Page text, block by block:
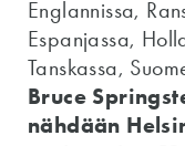
Englannissa,
Espanjassa,
Tanskassa,
Bruce
nähdään